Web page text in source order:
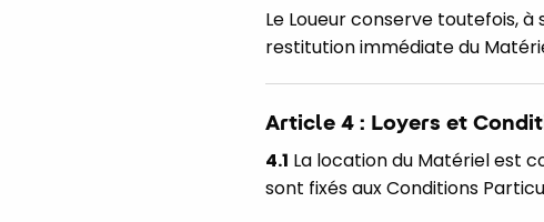
Le Loueur conserve toutefois,
restitution immédiate du
Article 4 : Loyers et
4.1 La location du Matériel est
sont fixés aux Conditions